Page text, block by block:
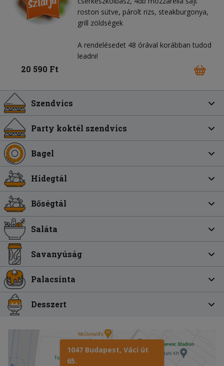
roston sütve, párolt rizs, steakburgonya,
grill zöldségek
A rendelésedet 48 órával korábban tudod
leadni!
20 590 Ft
Szendvics
Party koktél szendvics
Bagel
Hidegtál
Bőségtál
Saláta
Savanyúság
Palacsinta
Desszert
1047 Budapest, Váci út
65.